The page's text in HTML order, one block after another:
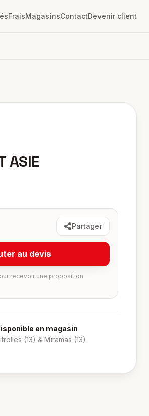
FraisMagasinsContactDevenir client
ASIE
Partager
au devis
recevoir une proposition
en magasin
(13) & Miramas (13)